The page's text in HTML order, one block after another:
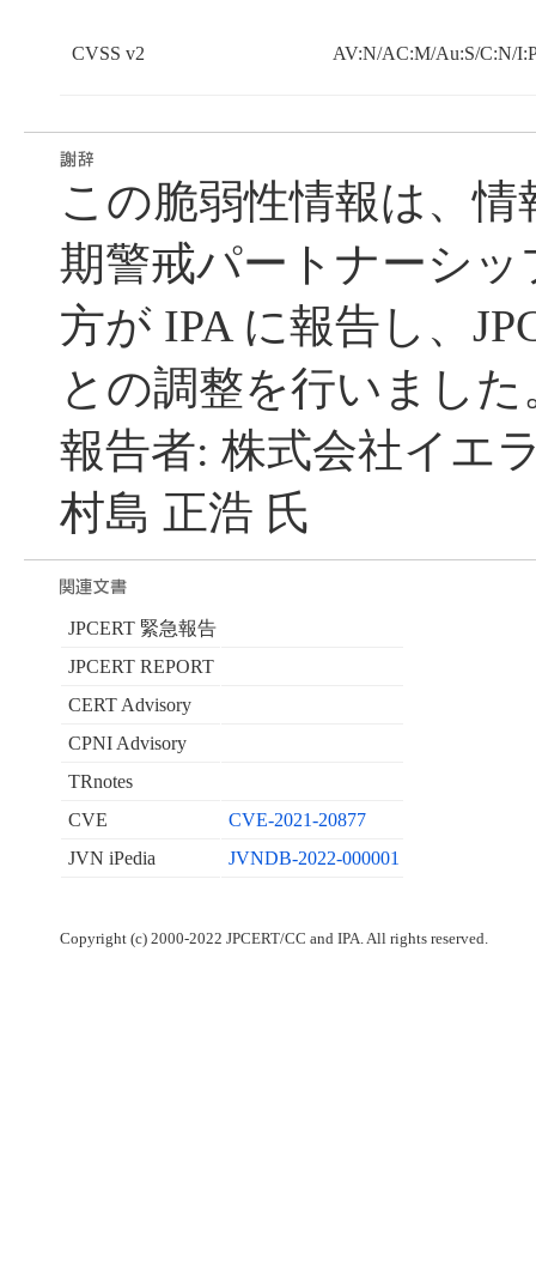
CVSS v2 AV:N/AC:M/Au:S/C:N/
この脆弱性情報は、
期警戒パートナーシ
方が IPA に報告し、
との調整を行いました
報告者: 株式会社イエ
村島 正浩 氏
JPCERT 緊急報告
JPCERT REPORT
CERT Advisory
CPNI Advisory
TRnotes
CVE
CVE-2021-20877
JVN iPedia
JVNDB-2022-000001
Copyright (c) 2000-2022 JPCERT/CC and IPA. All rights reserved.